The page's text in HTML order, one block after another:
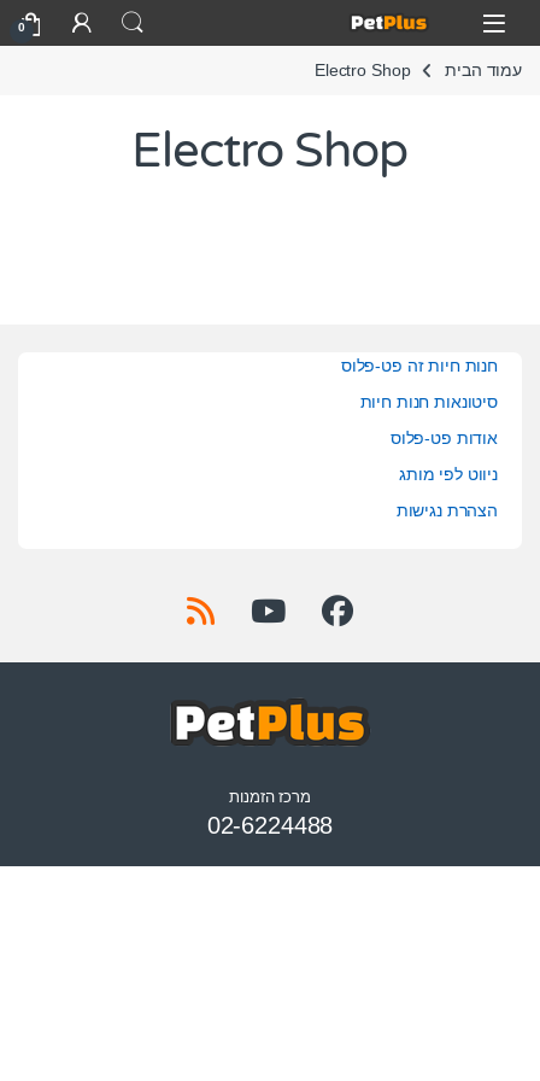
Skip to navigation
Skip to content
Open
0
עמוד הבית Electro Shop
Electro Shop
חנות חיות זה פט-פלוס
סיטונאות חנות חיות
אודות פט-פלוס
ניווט לפי מותג
הצהרת נגישות
מרכז הזמנות
02-6224488